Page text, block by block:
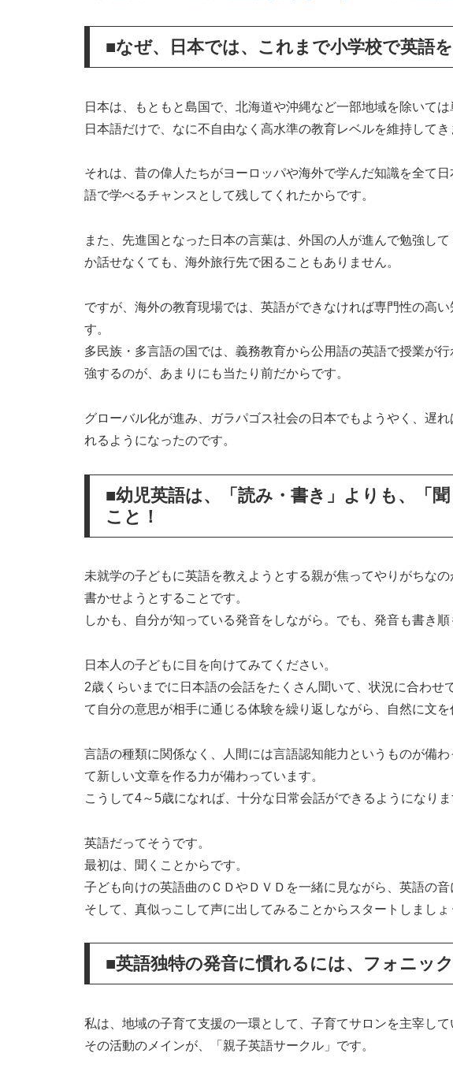
■なぜ、日本では、これまで小学校で英語
日本は、もともと島国で、北海道や沖縄など一部地域を除いて
日本語だけで、なに不自由なく高水準の教育レベルを維持してき
それは、昔の偉人たちがヨーロッパや海外で学んだ知識を全て
語で学べるチャンスとして残してくれたからです。
また、先進国となった日本の言葉は、外国の人が進んで勉強し
か話せなくても、海外旅行先で困ることもありません。
ですが、海外の教育現場では、英語ができなければ専門性の高
す。
多民族・多言語の国では、義務教育から公用語の英語で授業が
強するのが、あまりにも当たり前だからです。
グローバル化が進み、ガラパゴス社会の日本でもようやく、遅
れるようになったのです。
■幼児英語は、「読み・書き」よりも、「
こと！
未就学の子どもに英語を教えようとする親が焦ってやりがちな
書かせようとすることです。
しかも、自分が知っている発音をしながら。でも、発音も書き
日本人の子どもに目を向けてみてください。
2歳くらいまでに日本語の会話をたくさん聞いて、状況に合わせ
て自分の意思が相手に通じる体験を繰り返しながら、自然に文
言語の種類に関係なく、人間には言語認知能力というものが備
て新しい文章を作る力が備わっています。
こうして4～5歳になれば、十分な日常会話ができるようになりま
英語だってそうです。
最初は、聞くことからです。
子ども向けの英語曲のＣＤやＤＶＤを一緒に見ながら、英語の音
そして、真似っこして声に出してみることからスタートしましょ
■英語独特の発音に慣れるには、フォニッ
私は、地域の子育て支援の一環として、子育てサロンを主宰し
その活動のメインが、「親子英語サークル」です。